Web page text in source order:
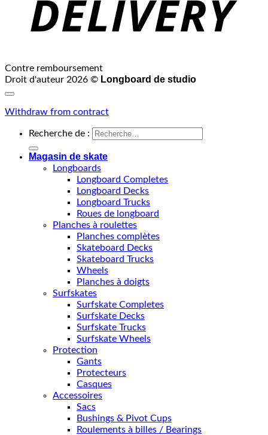
Contre remboursement
Droit d'auteur 2026 © Longboard de studio
Withdraw from contract
Recherche de :
Magasin de skate
Longboards
Longboard Completes
Longboard Decks
Longboard Trucks
Roues de longboard
Planches à roulettes
Planches complètes
Skateboard Decks
Skateboard Trucks
Wheels
Planches à doigts
Surfskates
Surfskate Completes
Surfskate Decks
Surfskate Trucks
Surfskate Wheels
Protection
Gants
Protecteurs
Casques
Accessoires
Sacs
Bushings & Pivot Cups
Roulements à billes / Bearings